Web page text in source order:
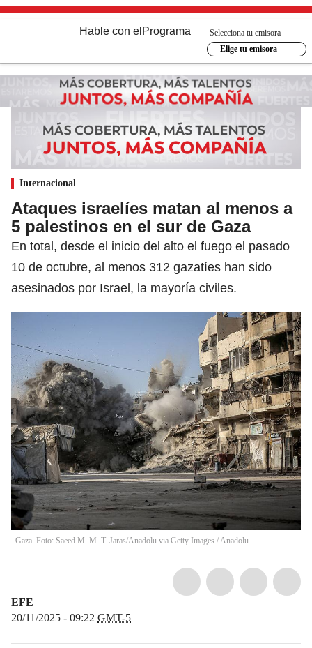
Hable con el Programa
Selecciona tu emisora
Elige tu emisora
Internacional
Ataques israelíes matan al menos a
5 palestinos en el sur de Gaza
En total, desde el inicio del alto el fuego el pasado
10 de octubre, al menos 312 gazatíes han sido
asesinados por Israel, la mayoría civiles.
Gaza. Foto: Saeed M. M. T. Jaras/Anadolu via Getty Images /Anadolu
EFE
20/11/2025 - 09:22 GMT-5